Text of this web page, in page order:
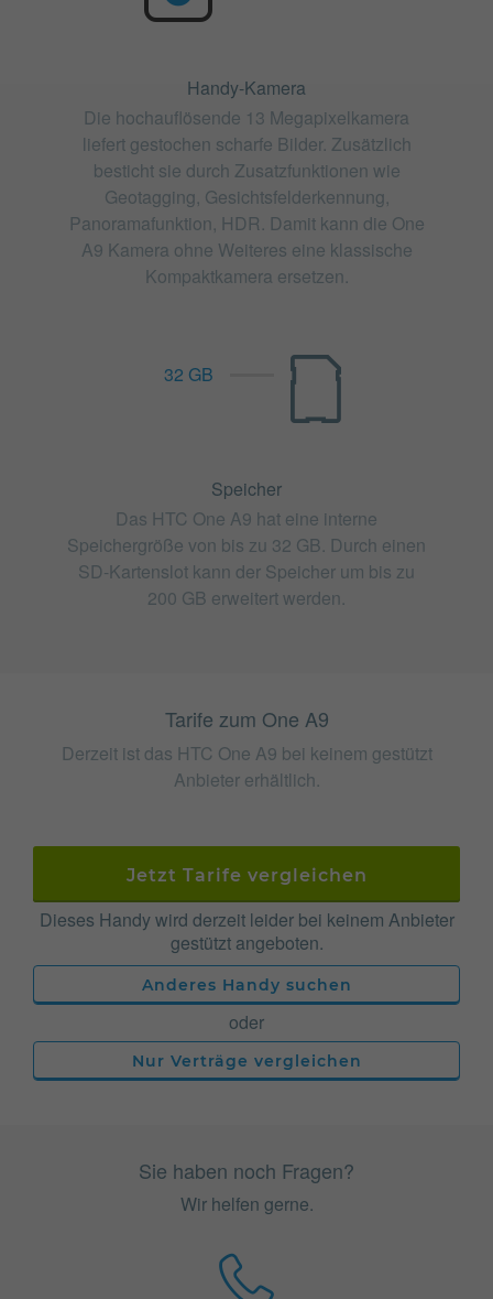
Handy-Kamera
Die hochauflösende 13 Megapixelkamera
liefert gestochen scharfe Bilder. Zusätzlich
besticht sie durch Zusatzfunktionen wie
Geotagging, Gesichtsfelderkennung,
Panoramafunktion, HDR. Damit kann die One
A9 Kamera ohne Weiteres eine klassische
Kompaktkamera ersetzen.
32 GB
Speicher
Das HTC One A9 hat eine interne
Speichergröße von bis zu 32 GB. Durch einen
SD-Kartenslot kann der Speicher um bis zu
200 GB erweitert werden.
Tarife zum One A9
Derzeit ist das HTC One A9 bei keinem gestützt
Anbieter erhältlich.
Jetzt Tarife vergleichen
Dieses Handy wird derzeit leider bei keinem Anbieter
gestützt angeboten.
Anderes Handy suchen
oder
Nur Verträge vergleichen
Sie haben noch Fragen?
Wir helfen gerne.